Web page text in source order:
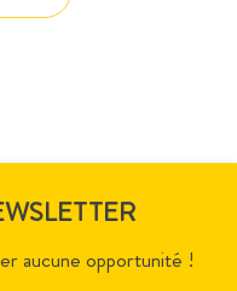
aucune opportunité !